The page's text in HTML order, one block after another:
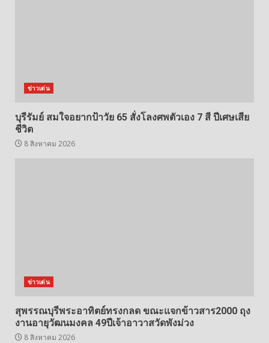
ข่าวเด่น
บุรีรัมย์ สมใจอยากป้าวัย 65 สั่งโลงศพตัวเอง 7 สี ปีเศษเสีย
ชีวิต
8 สิงหาคม 2026
ข่าวเด่น
สุพรรณบุรีพระอาทิตย์ทรงกลด ขณะแจกข้าวสาร2000 ถุง
งานอายุวัฒนมงคล 49ปีเจ้าอาวาสวัดพังม่วง
8 สิงหาคม 2026